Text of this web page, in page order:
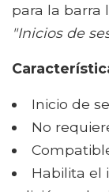
para la barra
"Inicios de
Inicio de
No
Habilita el